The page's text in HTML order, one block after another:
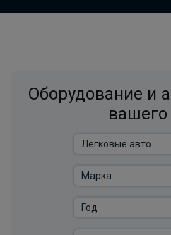
Оборудование и
вашего